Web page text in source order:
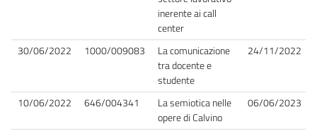
inerente ai call
center
30/06/2022 1000/009083
La comunicazione
tra docente e
studente
24/11/2022
10/06/2022 646/004341
La semiotica nelle
opere di Calvino
06/06/2023